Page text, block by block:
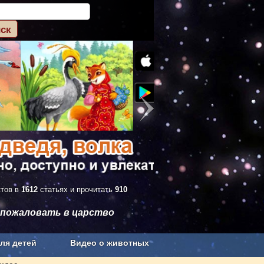
в 1612 статьях и прочитать 910
в царство
детей Видео о животных